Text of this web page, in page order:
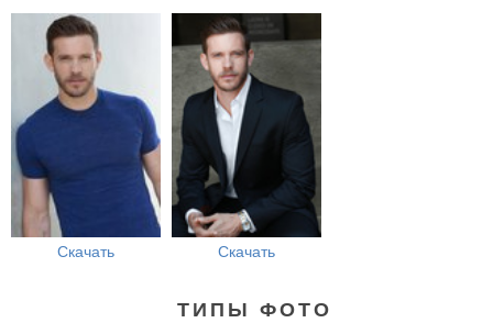
Скачать Скачать
ТИПЫ ФОТО